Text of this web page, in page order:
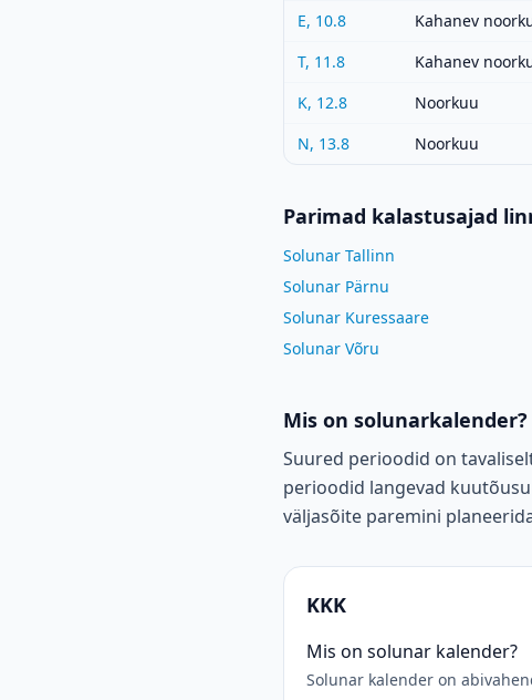
E, 10.8
Kahanev
T, 11.8
Kahanev
K, 12.8
Noorkuu
N, 13.8
Noorkuu
Parimad kalastusajad
Solunar Tallinn
Solunar Pärnu
Solunar Kuressaare
Solunar Võru
Mis on solunarkalender?
Suured perioodid on
perioodid langevad
väljasõite paremini
KKK
Mis on solunar kalender?
Solunar kalender on